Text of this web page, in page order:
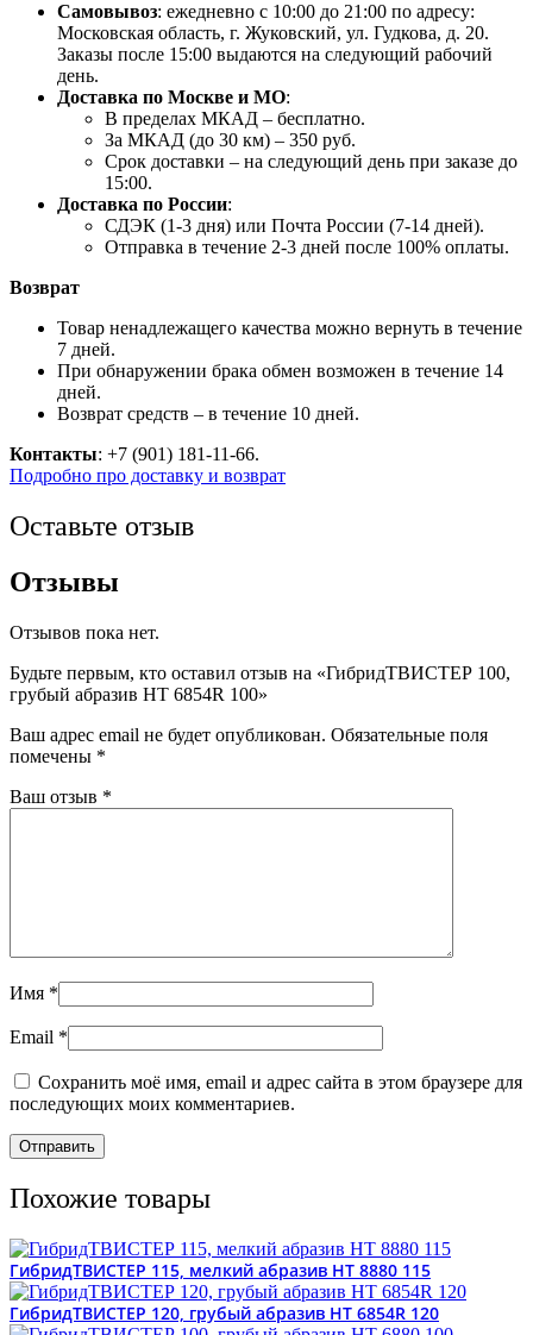
Самовывоз: ежедневно с 10:00 до 21:00 по адресу:
Московская область, г. Жуковский, ул. Гудкова, д. 20.
Заказы после 15:00 выдаются на следующий рабочий
день.
Доставка по Москве и МО:
В пределах МКАД – бесплатно.
За МКАД (до 30 км) – 350 руб.
Срок доставки – на следующий день при заказе до
15:00.
Доставка по России:
СДЭК (1-3 дня) или Почта России (7-14 дней).
Отправка в течение 2-3 дней после 100% оплаты.
Возврат
Товар ненадлежащего качества можно вернуть в течение
7 дней.
При обнаружении брака обмен возможен в течение 14
дней.
Возврат средств – в течение 10 дней.
Контакты: +7 (901) 181-11-66.
Подробно про доставку и возврат
Оставьте отзыв
Отзывы
Отзывов пока нет.
Будьте первым, кто оставил отзыв на «ГибридТВИСТЕР 100,
грубый абразив HT 6854R 100»
Ваш адрес email не будет опубликован. Обязательные поля
помечены *
Ваш отзыв *
Имя *
Email *
Сохранить моё имя, email и адрес сайта в этом браузере для
последующих моих комментариев.
Похожие товары
ГибридТВИСТЕР 115, мелкий абразив HT 8880 115
ГибридТВИСТЕР 120, грубый абразив HT 6854R 120